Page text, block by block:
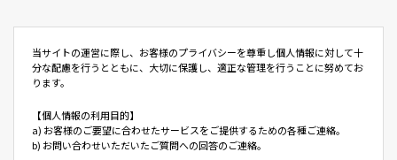
当サイトの運営に際し、お客様のプライバシーを尊重し個人情報に対して十
分な配慮を行うとともに、大切に保護し、適正な管理を行うことに努めてお
ります。
【個人情報の利用目的】
a) お客様のご要望に合わせたサービスをご提供するための各種ご連絡。
b) お問い合わせいただいたご質問への回答のご連絡。